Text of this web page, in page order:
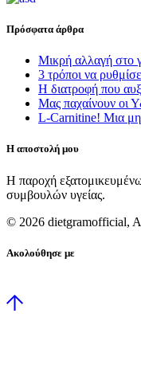
Πρόσφατα άρθρα
Μικρή αλλαγή στο
3 τρόποι να
Η διατροφή που
Μας παχαίνουν οι
L-Carnitine! Μια
Η αποστολή μου
Η παροχή
συμβουλών υγείας.
© 2026 dietgramofficial,
Ακολούθησε με